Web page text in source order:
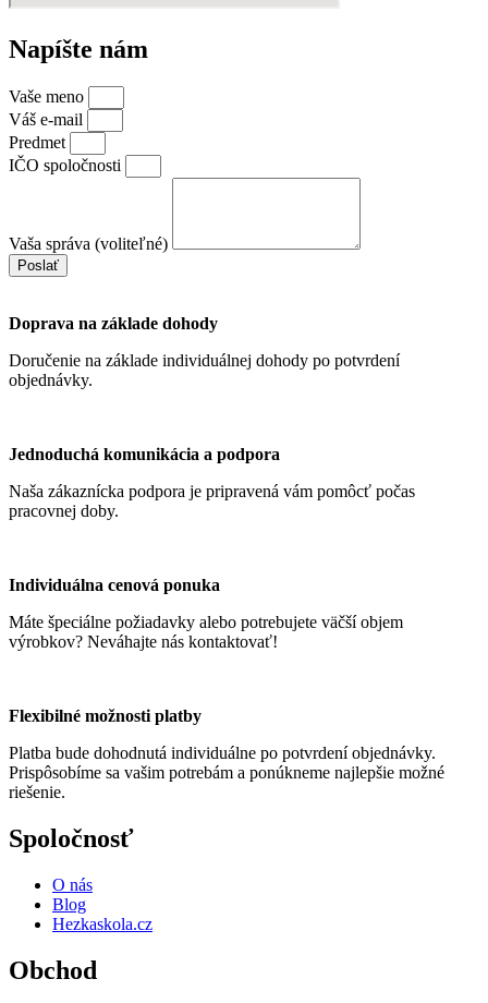
Napíšte nám
Vaše meno
Váš e-mail
Predmet
IČO spoločnosti
Vaša správa (voliteľné)
Poslať
Doprava na základe dohody
Doručenie na základe individuálnej dohody po potvrdení
objednávky.
Jednoduchá komunikácia a podpora
Naša zákaznícka podpora je pripravená vám pomôcť počas
pracovnej doby.
Individuálna cenová ponuka
Máte špeciálne požiadavky alebo potrebujete väčší objem
výrobkov? Neváhajte nás kontaktovať!
Flexibilné možnosti platby
Platba bude dohodnutá individuálne po potvrdení objednávky.
Prispôsobíme sa vašim potrebám a ponúkneme najlepšie možné
riešenie.
Spoločnosť
O nás
Blog
Hezkaskola.cz
Obchod